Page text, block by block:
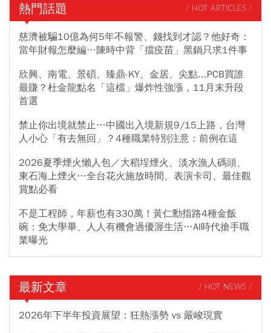
熱門話題 / HOT ARTICLES /
慈濟被騙10億為何5年不報警、錢找到才認？他好奇：
當年財報怎麼編…陳時中背「擋疫苗」黑鍋只求1件事
欣興、南電、景碩、臻鼎-KY、金居、尖點...PCB買誰
最賺？杜金龍點名「這檔」爆炸性強漲，11月末升段
首選
禁止你出境就禁止…中國出入境新規9/15上路，台灣
人小心「有去無回」？4種職業特別注意：前例在這
2026夏季煙火懶人包／大稻埕煙火、淡水漁人碼頭、
東石海上煙火…全台花火施放時間、表演卡司、最佳觀
賞點必看
不是工程師，年薪也有330萬！黃仁勳指路4種金飯
碗：免大學畢、人人有機會過優渥生活…AI時代搶手職
業曝光
最新文章 / HOT NEWS /
2026年下半年投資展望：狂熱漲勢 vs 嚴峻現實